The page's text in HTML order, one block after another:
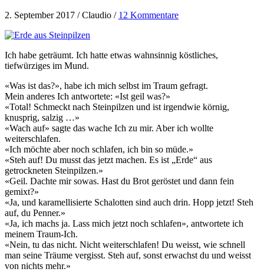
2. September 2017 / Claudio / 12 Kommentare
Ich habe geträumt. Ich hatte etwas wahnsinnig köstliches,
tiefwürziges im Mund.
«Was ist das?», habe ich mich selbst im Traum gefragt.
Mein anderes Ich antwortete: «Ist geil was?»
«Total! Schmeckt nach Steinpilzen und ist irgendwie körnig,
knusprig, salzig …»
«Wach auf» sagte das wache Ich zu mir. Aber ich wollte
weiterschlafen.
«Ich möchte aber noch schlafen, ich bin so müde.»
«Steh auf! Du musst das jetzt machen. Es ist „Erde“ aus
getrockneten Steinpilzen.»
«Geil. Dachte mir sowas. Hast du Brot geröstet und dann fein
gemixt?»
«Ja, und karamellisierte Schalotten sind auch drin. Hopp jetzt! Steh
auf, du Penner.»
«Ja, ich machs ja. Lass mich jetzt noch schlafen», antwortete ich
meinem Traum-Ich.
«Nein, tu das nicht. Nicht weiterschlafen! Du weisst, wie schnell
man seine Träume vergisst. Steh auf, sonst erwachst du und weisst
von nichts mehr.»